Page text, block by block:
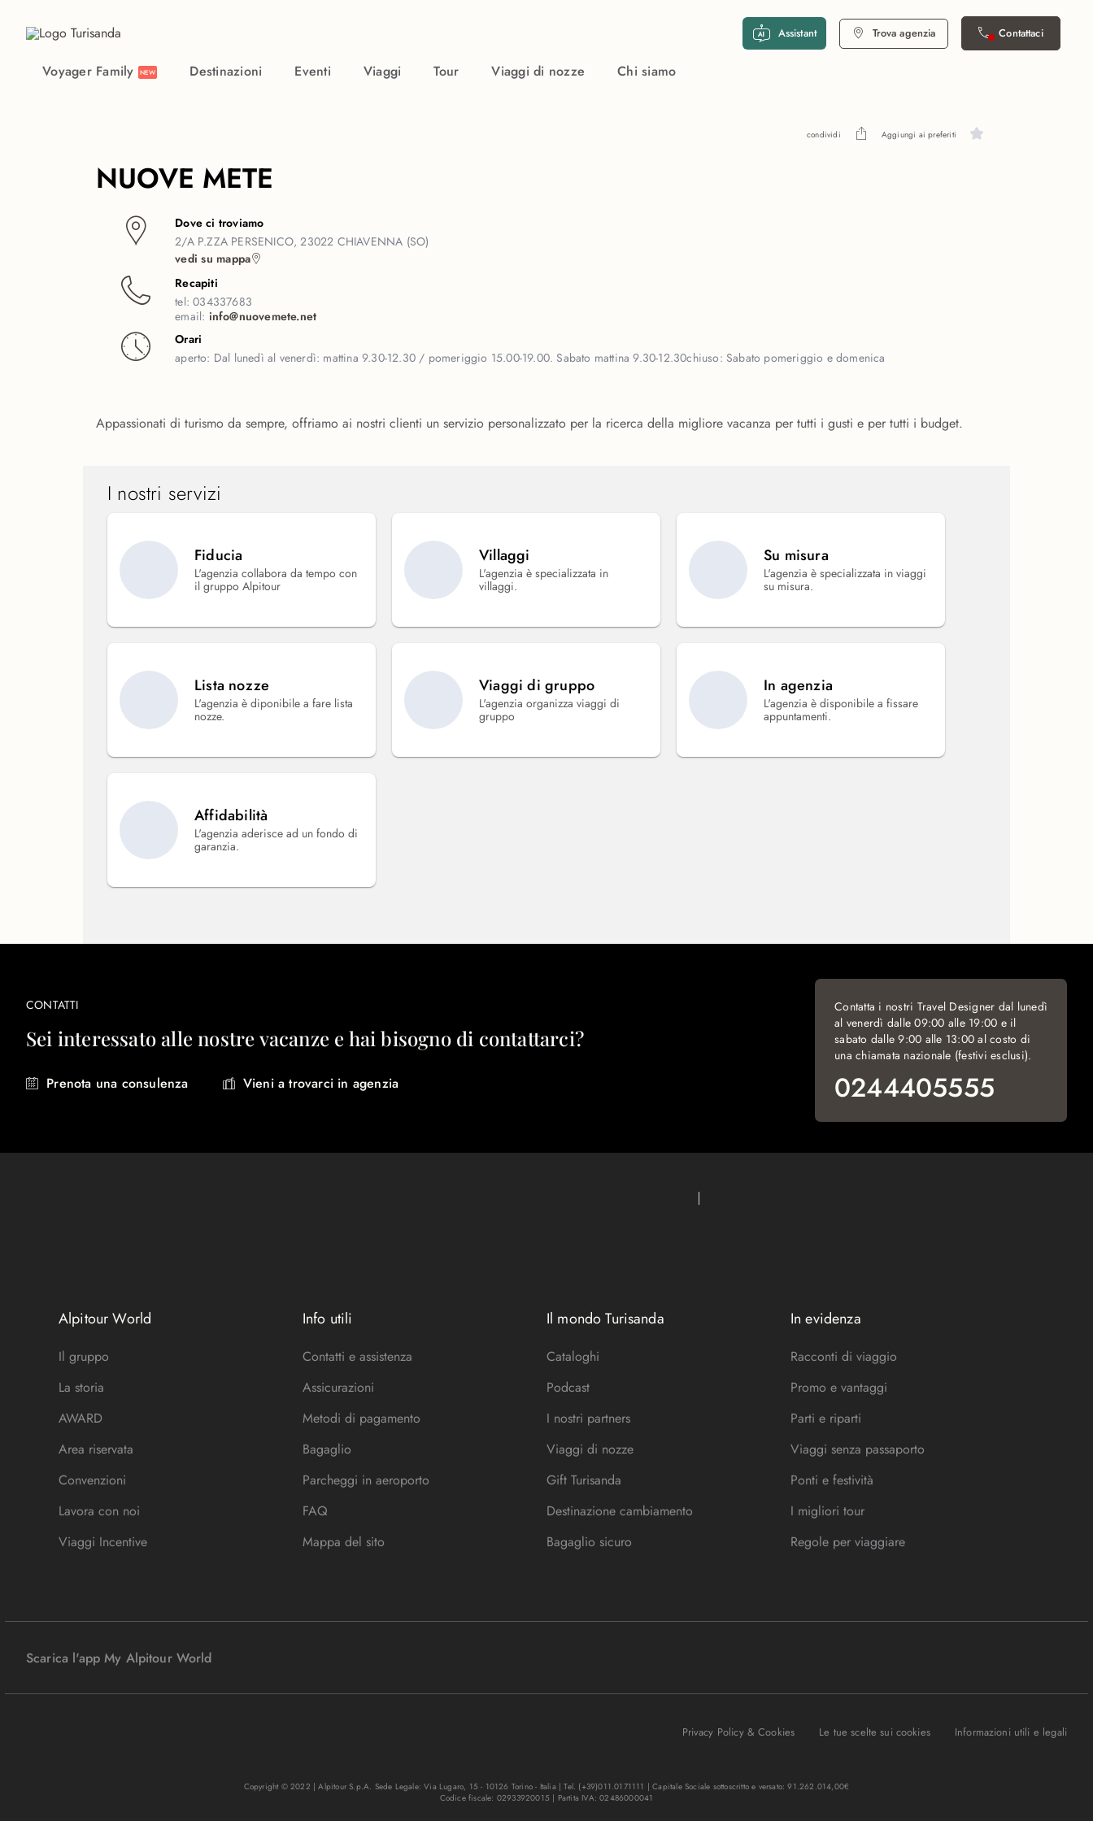
Assistant Trova agenzia Contattaci
Voyager Family NEW Destinazioni Eventi Viaggi Tour Viaggi di nozze Chi siamo
condividi Aggiungi ai preferiti
NUOVE METE
Dove ci troviamo
2/A P.ZZA PERSENICO, 23022 CHIAVENNA (SO)
vedi su mappa
Recapiti
tel:034337683
email: info@nuovemete.net
Orari
aperto: Dal lunedì al venerdì: mattina 9.30-12.30 / pomeriggio 15.00-19.00. Sabato mattina 9.30-12.30chiuso:Sabato pomeriggio e domenica
Appassionati di turismo da sempre, offriamo ai nostri clienti un servizio personalizzato per la ricerca della migliore vacanza per tutti i gusti e per tutti i budget.
I nostri servizi
Fiducia
L'agenzia collabora da tempo con
il gruppo Alpitour
Villaggi
L'agenzia è specializzata in
villaggi.
Su misura
L'agenzia è specializzata in viaggi
su misura.
Lista nozze
L'agenzia è diponibile a fare lista
nozze.
Viaggi di gruppo
L'agenzia organizza viaggi di
gruppo
In agenzia
L'agenzia è disponibile a fissare
appuntamenti.
Affidabilità
L'agenzia aderisce ad un fondo di
garanzia.
CONTATTI
Sei interessato alle nostre vacanze e hai bisogno di contattarci?
Prenota una consulenza Vieni a trovarci in agenzia
Contatta i nostri Travel Designer dal lunedì
al venerdì dalle 09:00 alle 19:00 e il
sabato dalle 9:00 alle 13:00 al costo di
una chiamata nazionale (festivi esclusi).
0244405555
Alpitour World
Il gruppo
La storia
AWARD
Area riservata
Convenzioni
Lavora con noi
Viaggi Incentive
Info utili
Contatti e assistenza
Assicurazioni
Metodi di pagamento
Bagaglio
Parcheggi in aeroporto
FAQ
Mappa del sito
Il mondo Turisanda
Cataloghi
Podcast
I nostri partners
Viaggi di nozze
Gift Turisanda
Destinazione cambiamento
Bagaglio sicuro
In evidenza
Racconti di viaggio
Promo e vantaggi
Parti e riparti
Viaggi senza passaporto
Ponti e festività
I migliori tour
Regole per viaggiare
Scarica l'app My Alpitour World
Privacy Policy & Cookies Le tue scelte sui cookies Informazioni utili e legali
Copyright © 2022 | Alpitour S.p.A. Sede Legale: Via Lugaro, 15 - 10126 Torino - Italia | Tel. (+39)011.0171111 | Capitale Sociale sottoscritto e versato: 91.262.014,00€
Codice fiscale: 02933920015 | Partita IVA: 02486000041